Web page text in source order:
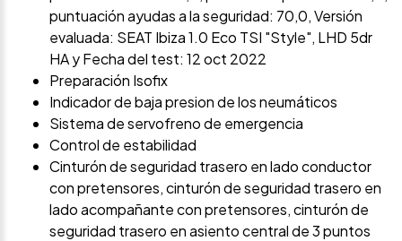
puntuación ayudas a la seguridad: 70,0, Versión
evaluada: SEAT Ibiza 1.0 Eco TSI "Style", LHD 5dr
HA y Fecha del test: 12 oct 2022
Preparación Isofix
Indicador de baja presion de los neumáticos
Sistema de servofreno de emergencia
Control de estabilidad
Cinturón de seguridad trasero en lado conductor
con pretensores, cinturón de seguridad trasero en
lado acompañante con pretensores, cinturón de
seguridad trasero en asiento central de 3 puntos